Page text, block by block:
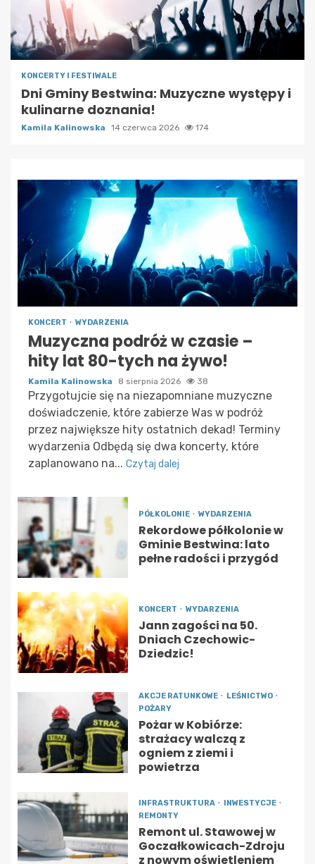
KONCERTY I FESTIWALE
Dni Gminy Bestwina: Muzyczne występy i
kulinarne doznania!
Kamila Kalinowska 14 czerwca 2026 174
KONCERT WYDARZENIA
Muzyczna podróż w czasie –
hity lat 80-tych na żywo!
Kamila Kalinowska 8 sierpnia 2026 38
Przygotujcie się na niezapomniane muzyczne
doświadczenie, które zabierze Was w podróż
przez największe hity ostatnich dekad! Terminy
wydarzenia Odbędą się dwa koncerty, które
zaplanowano na... Czytaj dalej
PÓŁKOLONIE WYDARZENIA
Rekordowe półkolonie w
Gminie Bestwina: lato
pełne radości i przygód
KONCERT WYDARZENIA
Jann zagości na 50.
Dniach Czechowic-
Dziedzic!
AKCJE RATUNKOWE
LEŚNICTWO
POŻARY
Pożar w Kobiórze:
strażacy walczą z
ogniem z ziemi i
powietrza
INFRASTRUKTURA
INWESTYCJE
REMONTY
Remont ul. Stawowej w
Goczałkowicach-Zdroju
z nowym oświetleniem